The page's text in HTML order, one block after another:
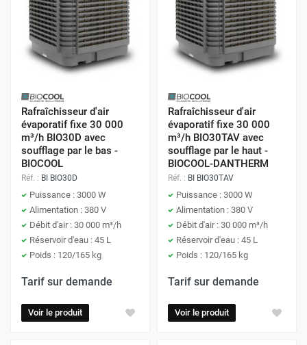
Rafraîchisseur d'air
évaporatif fixe 30 000
m³/h BIO30D avec
soufflage par le bas -
BIOCOOL
Réf. : BI BIO30D
Puissance : 3000 W
Alimentation : 380 V
Débit d'air : 30 000 m³/h
Réservoir d'eau : 45 L
Poids : 120/165 kg
Tarif sur demande
Voir le produit
Rafraîchisseur d'air
évaporatif fixe 30 000
m³/h BIO30TAV avec
soufflage par le haut -
BIOCOOL-DANTHERM
Réf. : BI BIO30TAV
Puissance : 3000 W
Alimentation : 380 V
Débit d'air : 30 000 m³/h
Réservoir d'eau : 45 L
Poids : 120/165 kg
Tarif sur demande
Voir le produit